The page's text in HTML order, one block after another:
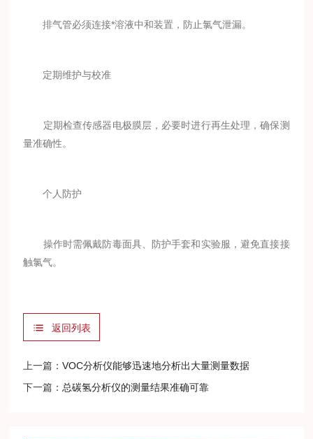
排气管必须连接*溶液中和装置，防止氯气泄漏。
定期维护与校准
定期检查传感器电极膜层，必要时进行再生处理，确保测
量准确性。
个人防护
操作时需佩戴防毒面具、防护手套和实验服，避免直接接
触氯气。
返回列表
上一篇：VOC分析仪能够迅速地分析出大量测量数据
下一篇： 总碳氢分析仪的测量结果准确可靠